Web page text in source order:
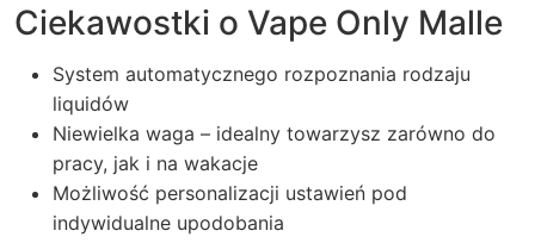
Ciekawostki o Vape Only Malle
System automatycznego rozpoznania rodzaju
liquidów
Niewielka waga – idealny towarzysz zarówno do
pracy, jak i na wakacje
Możliwość personalizacji ustawień pod
indywidualne upodobania